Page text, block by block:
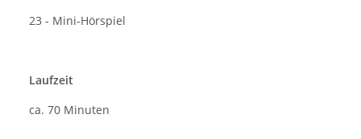
23 - Mini-Hörspiel
Laufzeit
ca. 70 Minuten